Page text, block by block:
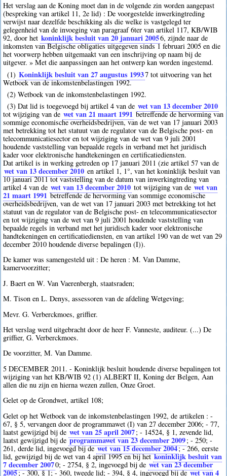
Het verslag aan de Koning moet dan in de volgende zin worden aangepast
(bespreking van artikel 11, 2e lid) : De voorgestelde inwerkingtreding
verwijst naar dezelfde beschikking als die welke is vastgelegd ter
gelegenheid van de invoeging van paragraaf 6ter van artikel 117, KB/WIB
92, door het koninklijk besluit van 20 januari 20056, zijnde naar de
inkomsten van Belgische obligaties uitgegeven sinds 1 februari 2005 en die
het voorwerp hebben uitgemaakt van een inschrijving op naam bij de
uitgever. » Met die aanpassingen aan het ontwerp kan worden ingestemd.
(1) Koninklijk besluit van 27 augustus 19937tot uitvoering van het
Wetboek van de inkomstenbelastingen 1992.
(2) Wetboek van de inkomstenbelastingen 1992.
(3) Dat lid is toegevoegd bij artikel 4 van de wet van 13 december 2010
tot wijziging van de wet van 21 maart 1991 betreffende de hervorming van
sommige economische overheidsbedrijven, van de wet van 17 januari 2003
met betrekking tot het statuut van de regulator van de Belgische post- en
telecommunicatiesector en tot wijziging van de wet van 9 juli 2001
houdende vaststelling van bepaalde regels in verband met het juridisch
kader voor elektronische handtekeningen en certificatiediensten.
Dat artikel is in werking getreden op 17 januari 2011 (zie artikel 57 van de
wet van 13 december 2010 en artikel 1, 1°, van het koninklijk besluit van
10 januari 2011 tot vaststelling van de datum van inwerkingtreding van
artikel 4 van de wet van 13 december 2010 tot wijziging van de wet van
21 maart 1991 betreffende de hervorming van sommige economische
overheidsbedrijven, van de wet van 17 januari 2003 met betrekking tot het
statuut van de regulator van de Belgische post- en telecommunicatiesector
en tot wijziging van de wet van 9 juli 2001 houdende vaststelling van
bepaalde regels in verband met het juridisch kader voor elektronische
handtekeningen en certificatiediensten, en van artikel 190 van de wet van 29
december 2010 houdende diverse bepalingen (I)).
De kamer was samengesteld uit : De heren : M. Van Damme,
kamervoorzitter;
J. Baert en W. Van Vaerenbergh, staatsraden;
M. Tison en L. Denys, assessoren van de afdeling Wetgeving;
Mevr. G. Verberckmoes, griffier.
Het verslag werd uitgebracht door de heer F. Vanneste, auditeur. (...) De
griffier, G. Verberckmoes.
De voorzitter, M. Van Damme.
5 DECEMBER 2011. - Koninklijk besluit houdende diverse bepalingen tot
wijziging van het KB/WIB 92 (1) ALBERT II, Koning der Belgen, Aan
allen die nu zijn en hierna wezen zullen, Onze Groet.
Gelet op de Grondwet, artikel 108;
Gelet op het Wetboek van de inkomstenbelastingen 1992, de artikelen : -
67, § 5, vervangen door de programmawet (I) van 27 december 2006; - 77,
laatst gewijzigd bij de wet van 25 april 2007; - 14524, § 1, zevende lid,
laatst gewijzigd bij deprogrammawet van 23 december 2009; - 250; -
261, derde lid, ingevoegd bij dewet van 15 december 2004; - 266, eerste
lid, gewijzigd bij de wet van 4 april 1995 en bij hetkoninklijk besluit van
7 december 20070; - 2754, § 2, ingevoegd bij de wet van 23 december
2005; - 300, § 1; - 360, tweede lid; - 394, § 4, ingevoegd bij dewet van 4